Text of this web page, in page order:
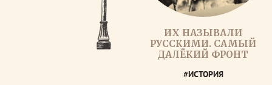
ИХ НАЗЫВАЛИ
РУССКИМИ. САМЫЙ
ДАЛЁКИЙ ФРОНТ
#ИСТОРИЯ